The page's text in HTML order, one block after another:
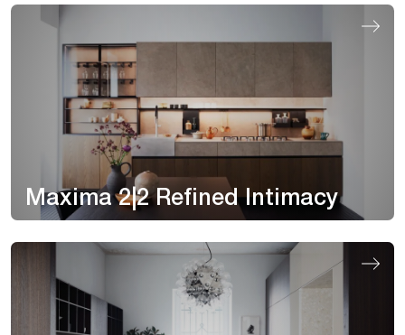
Maxima 2|2 Refined Intimacy